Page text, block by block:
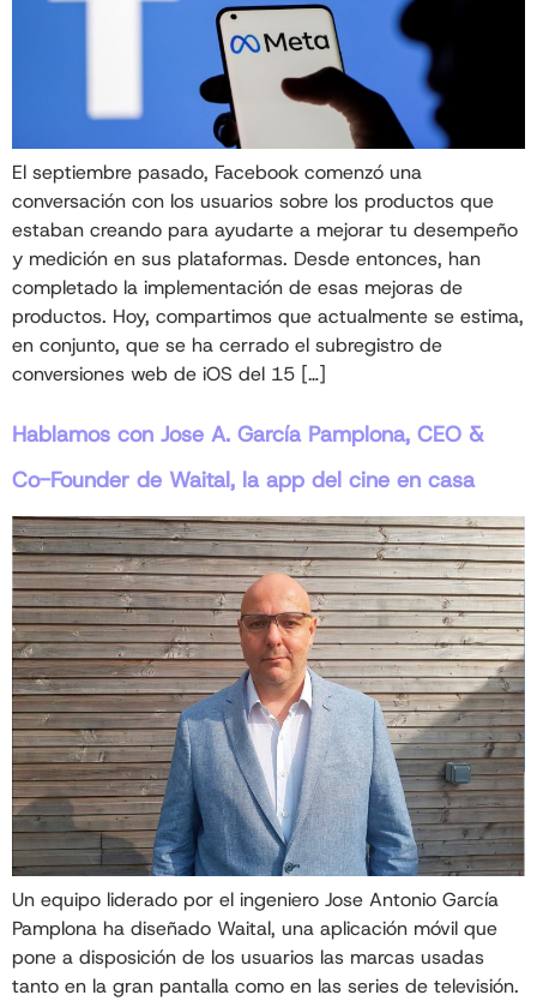
El septiembre pasado, Facebook comenzó una
conversación con los usuarios sobre los productos que
estaban creando para ayudarte a mejorar tu desempeño
y medición en sus plataformas. Desde entonces, han
completado la implementación de esas mejoras de
productos. Hoy, compartimos que actualmente se estima,
en conjunto, que se ha cerrado el subregistro de
conversiones web de iOS del 15 […]
Hablamos con Jose A. García Pamplona, CEO &
Co-Founder de Waital, la app del cine en casa
Un equipo liderado por el ingeniero Jose Antonio García
Pamplona ha diseñado Waital, una aplicación móvil que
pone a disposición de los usuarios las marcas usadas
tanto en la gran pantalla como en las series de televisión.